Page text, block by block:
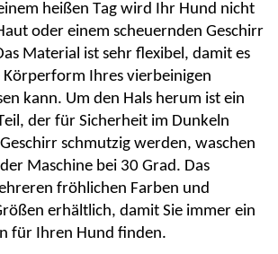
heißen Tag wird Ihr Hund nicht
oder einem scheuernden Geschirr
Material ist sehr flexibel, damit es
Körperform Ihres vierbeinigen
kann. Um den Hals herum ist ein
der für Sicherheit im Dunkeln
schmutzig werden, waschen
Maschine bei 30 Grad. Das
fröhlichen Farben und
erhältlich, damit Sie immer ein
für Ihren Hund finden.